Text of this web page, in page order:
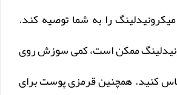
را به شما توصیه کند.
ممکن است، کمی سوزش روی
کنید. همچنین قرمزی پوست برای